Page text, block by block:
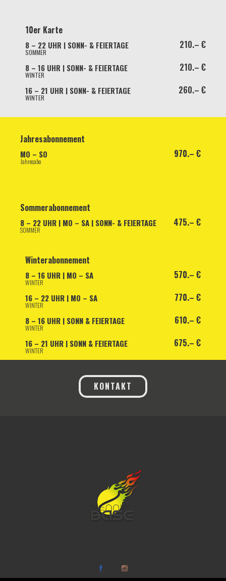
10er Karte
8 – 22 UHR | SONN- & FEIERTAGE 210.– €
SOMMER
8 – 16 UHR | SONN- & FEIERTAGE 210.– €
WINTER
16 – 21 UHR | SONN- & FEIERTAGE 260.– €
WINTER
Jahresabonnement
MO – SO 970.– €
Jahresabo
Sommerabonnement
8 – 22 UHR | MO – SA | SONN- & FEIERTAGE 475.– €
SOMMER
Winterabonnement
8 – 16 UHR | MO – SA 570.– €
WINTER
16 – 22 UHR | MO – SA 770.– €
WINTER
8 – 16 UHR | SONN & FEIERTAGE 610.– €
WINTER
16 – 21 UHR | SONN & FEIERTAGE 675.– €
WINTER
KONTAKT